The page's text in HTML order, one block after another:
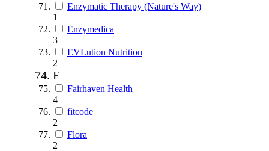
Enzymatic Therapy (Nature's Way)
1
Enzymedica
3
EVLution Nutrition
2
F
Fairhaven Health
4
fitcode
2
Flora
2